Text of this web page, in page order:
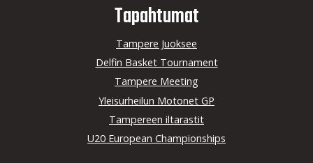
Tapahtumat
Tampere Juoksee
Delfin Basket Tournament
Tampere Meeting
Yleisurheilun Motonet GP
Tampereen iltarastit
U20 European Championships